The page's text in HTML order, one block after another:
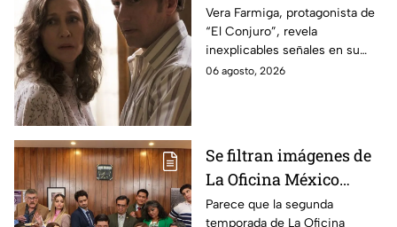
revela INQUIETANTES
señales en su cuerpo
durante la grabación de
la película
Vera Farmiga, protagonista de
“El Conjuro”, revela
inexplicables señales en su
cuerpo durante el rodaje de la
06 agosto, 2026
Se filtran imágenes de
La Oficina México
temporada 2 y un
Parece que la segunda
temporada de La Oficina